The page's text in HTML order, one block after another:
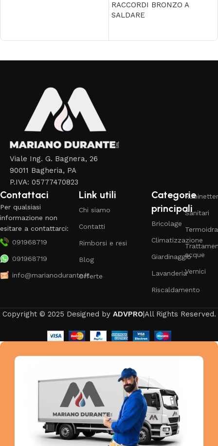
RACCORDI BRONZO A
SALDARE
Viale Ing. G. Bagnera, 26
90011 Bagheria, PA
P.IVA: 05777470823
Contattaci
Per qualsiasi
informazione non
esitare a contattarci:
091968719
091968719
info@marianodurante.it
Link utili
Chi siamo
Contatti
Rimborsi e resi
Blog
Offerte
Categorie
principali
Bricolage
Climatizzazione
Giardinaggio
Lavanderia
Riscaldamento
Sanitari
acque
Vernici
Copyright © 2025 Designed by ADVPRO|All Rights Reserved.